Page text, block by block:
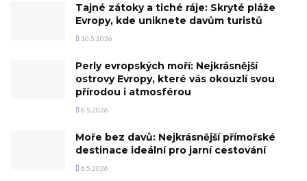
Tajné zátoky a tiché ráje: Skryté pláže
Evropy, kde uniknete davům turistů
10.5.2026
Perly evropských moří: Nejkrásnější
ostrovy Evropy, které vás okouzlí svou
přírodou i atmosférou
8.5.2026
Moře bez davů: Nejkrásnější přímořské
destinace ideální pro jarní cestování
6.5.2026